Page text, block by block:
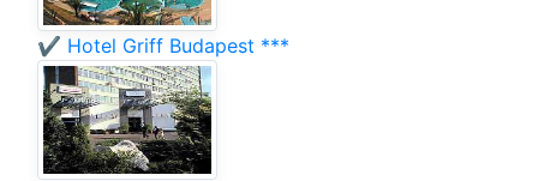
✔️ Hotel Griff Budapest ***